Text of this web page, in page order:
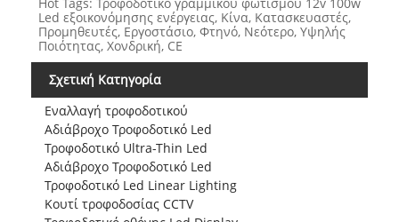
Led εξοικονόμησης ενέργειας, Κίνα, Κατασκευαστές,
Προμηθευτές, Εργοστάσιο, Φτηνό, Νεότερο, Υψηλής
Ποιότητας, Χονδρική, CE
Σχετική Κατηγορία
Εναλλαγή τροφοδοτικού
Αδιάβροχο Τροφοδοτικό Led
Τροφοδοτικό Ultra-Thin Led
Αδιάβροχο Τροφοδοτικό Led
Τροφοδοτικό Led Linear Lighting
Κουτί τροφοδοσίας CCTV